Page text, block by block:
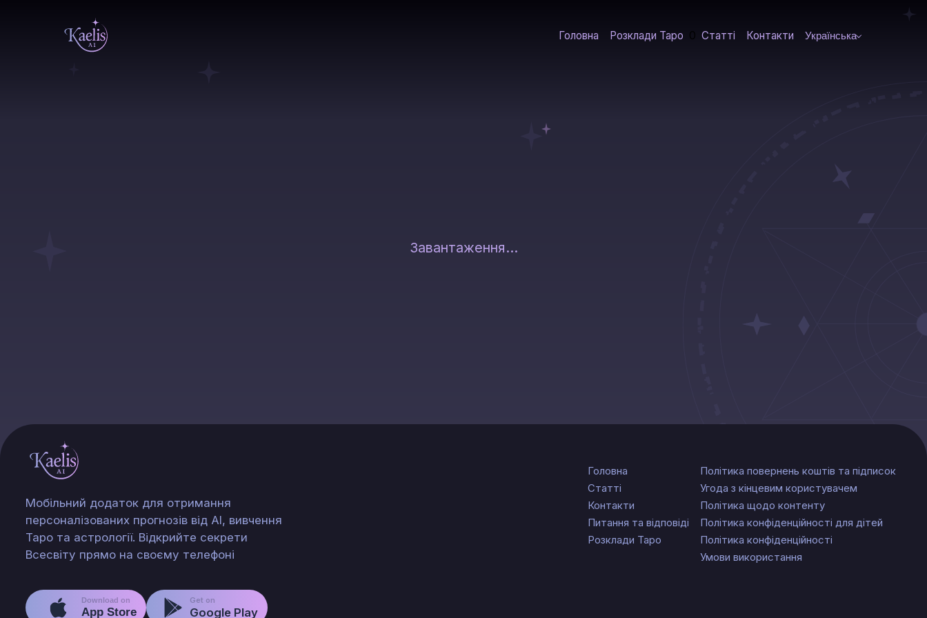
Головна Розклади Таро 0 Статті Контакти Українська
Завантаження...
Мобільний додаток для отримання
персоналізованих прогнозів від AI, вивчення
Таро та астрології. Відкрийте секрети
Всесвіту прямо на своєму телефоні
Download on
App Store
Get on
Google Play
Головна
Статті
Контакти
Питання та відповіді
Розклади Таро
Політика повернень коштів та підписок
Угода з кінцевим користувачем
Політика щодо контенту
Політика конфіденційності для дітей
Політика конфіденційності
Умови використання